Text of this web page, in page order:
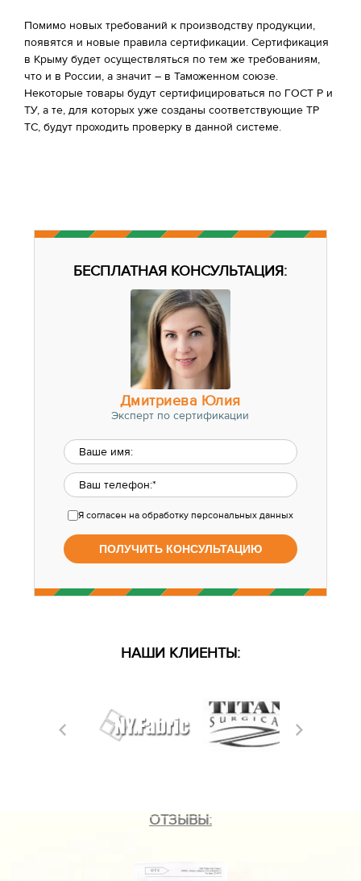
Помимо новых требований к производству продукции,
появятся и новые правила сертификации. Сертификация
в Крыму будет осуществляться по тем же требованиям,
что и в России, а значит – в Таможенном союзе.
Некоторые товары будут сертифицироваться по ГОСТ Р и
ТУ, а те, для которых уже созданы соответствующие ТР
ТС, будут проходить проверку в данной системе.
БЕСПЛАТНАЯ КОНСУЛЬТАЦИЯ:
Дмитриева Юлия
Эксперт по сертификации
Я согласен на обработку персональных данных
НАШИ КЛИЕНТЫ:
ОТЗЫВЫ: